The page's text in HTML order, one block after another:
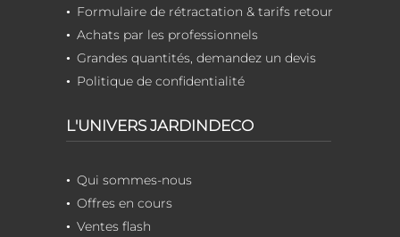
Formulaire de rétractation & tarifs retour
Achats par les professionnels
Grandes quantités, demandez un devis
Politique de confidentialité
L'UNIVERS JARDINDECO
Qui sommes-nous
Offres en cours
Ventes flash